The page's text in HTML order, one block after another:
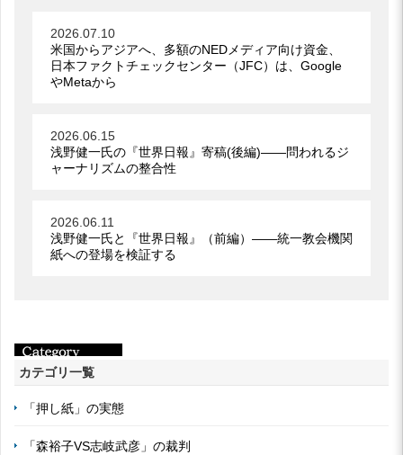
2026.07.10
米国からアジアへ、多額のNEDメディア向け資金、
日本ファクトチェックセンター（JFC）は、Google
やMetaから
2026.06.15
浅野健一氏の『世界日報』寄稿(後編)――問われるジ
ャーナリズムの整合性
2026.06.11
浅野健一氏と『世界日報』（前編）――統一教会機関
紙への登場を検証する
カテゴリ一覧
「押し紙」の実態
「森裕子VS志岐武彦」の裁判